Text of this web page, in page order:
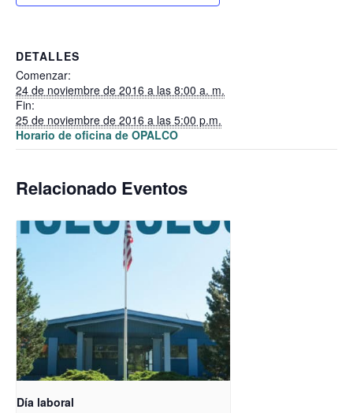
DETALLES
Comenzar:
24 de noviembre de 2016 a las 8:00 a. m.
Fin:
25 de noviembre de 2016 a las 5:00 p.m.
Horario de oficina de OPALCO
Relacionado Eventos
Día laboral